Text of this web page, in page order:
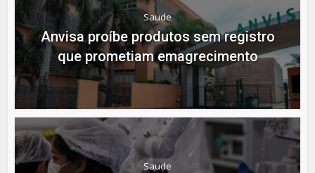
Saude
Anvisa proíbe produtos sem registro
que prometiam emagrecimento
Saude